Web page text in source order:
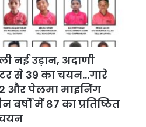
नई उड़ान, अदाणी
से 39 का चयन…गारे
और पेलमा माइनिंग
में 87 का प्रतिष्ठित
चयन